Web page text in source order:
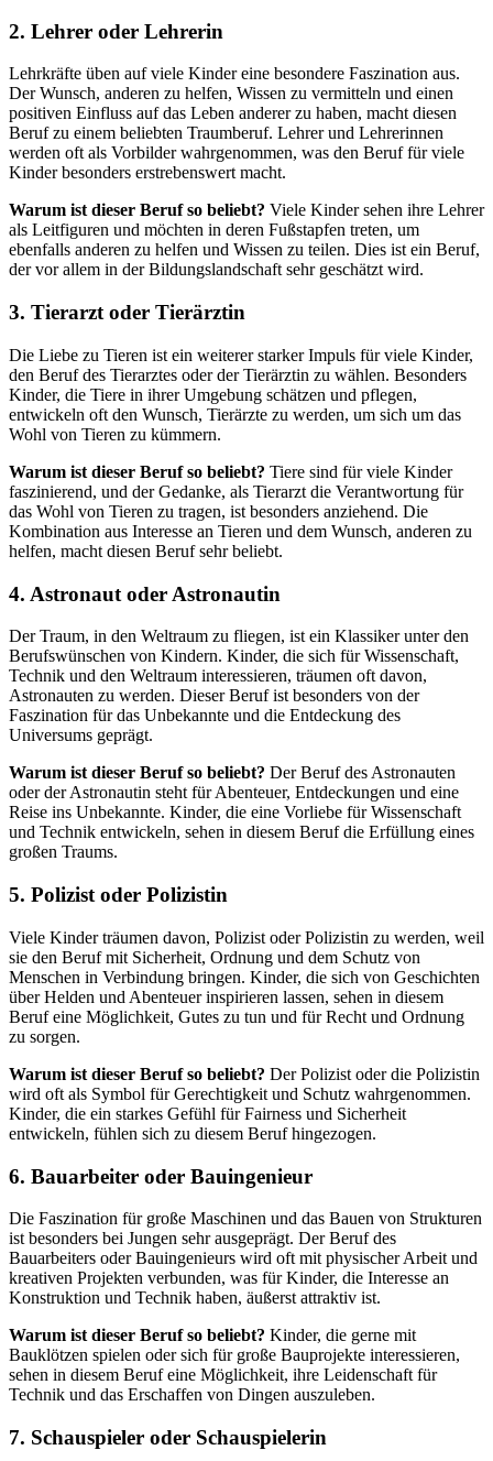
2. Lehrer oder Lehrerin
Lehrkräfte üben auf viele Kinder eine besondere Faszination aus.
Der Wunsch, anderen zu helfen, Wissen zu vermitteln und einen
positiven Einfluss auf das Leben anderer zu haben, macht diesen
Beruf zu einem beliebten Traumberuf. Lehrer und Lehrerinnen
werden oft als Vorbilder wahrgenommen, was den Beruf für viele
Kinder besonders erstrebenswert macht.
Warum ist dieser Beruf so beliebt? Viele Kinder sehen ihre Lehrer
als Leitfiguren und möchten in deren Fußstapfen treten, um
ebenfalls anderen zu helfen und Wissen zu teilen. Dies ist ein Beruf,
der vor allem in der Bildungslandschaft sehr geschätzt wird.
3. Tierarzt oder Tierärztin
Die Liebe zu Tieren ist ein weiterer starker Impuls für viele Kinder,
den Beruf des Tierarztes oder der Tierärztin zu wählen. Besonders
Kinder, die Tiere in ihrer Umgebung schätzen und pflegen,
entwickeln oft den Wunsch, Tierärzte zu werden, um sich um das
Wohl von Tieren zu kümmern.
Warum ist dieser Beruf so beliebt? Tiere sind für viele Kinder
faszinierend, und der Gedanke, als Tierarzt die Verantwortung für
das Wohl von Tieren zu tragen, ist besonders anziehend. Die
Kombination aus Interesse an Tieren und dem Wunsch, anderen zu
helfen, macht diesen Beruf sehr beliebt.
4. Astronaut oder Astronautin
Der Traum, in den Weltraum zu fliegen, ist ein Klassiker unter den
Berufswünschen von Kindern. Kinder, die sich für Wissenschaft,
Technik und den Weltraum interessieren, träumen oft davon,
Astronauten zu werden. Dieser Beruf ist besonders von der
Faszination für das Unbekannte und die Entdeckung des
Universums geprägt.
Warum ist dieser Beruf so beliebt? Der Beruf des Astronauten
oder der Astronautin steht für Abenteuer, Entdeckungen und eine
Reise ins Unbekannte. Kinder, die eine Vorliebe für Wissenschaft
und Technik entwickeln, sehen in diesem Beruf die Erfüllung eines
großen Traums.
5. Polizist oder Polizistin
Viele Kinder träumen davon, Polizist oder Polizistin zu werden, weil
sie den Beruf mit Sicherheit, Ordnung und dem Schutz von
Menschen in Verbindung bringen. Kinder, die sich von Geschichten
über Helden und Abenteuer inspirieren lassen, sehen in diesem
Beruf eine Möglichkeit, Gutes zu tun und für Recht und Ordnung
zu sorgen.
Warum ist dieser Beruf so beliebt? Der Polizist oder die Polizistin
wird oft als Symbol für Gerechtigkeit und Schutz wahrgenommen.
Kinder, die ein starkes Gefühl für Fairness und Sicherheit
entwickeln, fühlen sich zu diesem Beruf hingezogen.
6. Bauarbeiter oder Bauingenieur
Die Faszination für große Maschinen und das Bauen von Strukturen
ist besonders bei Jungen sehr ausgeprägt. Der Beruf des
Bauarbeiters oder Bauingenieurs wird oft mit physischer Arbeit und
kreativen Projekten verbunden, was für Kinder, die Interesse an
Konstruktion und Technik haben, äußerst attraktiv ist.
Warum ist dieser Beruf so beliebt? Kinder, die gerne mit
Bauklötzen spielen oder sich für große Bauprojekte interessieren,
sehen in diesem Beruf eine Möglichkeit, ihre Leidenschaft für
Technik und das Erschaffen von Dingen auszuleben.
7. Schauspieler oder Schauspielerin